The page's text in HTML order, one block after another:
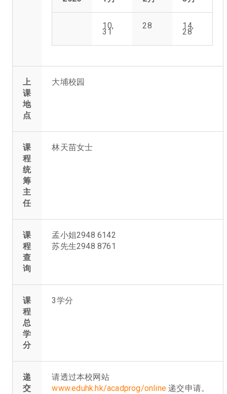
10,
31
28 14,
28
上
课
地
点
大埔校园
课
程
统
筹
主
任
林天苗女士
课
程
查
询
孟小姐2948 6142
苏先生2948 8761
课
程
总
学
分
3学分
递
交
请透过本校网站
www.eduhk.hk/acadprog/online 递交申请。